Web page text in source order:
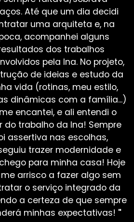
Até que um dia decidi
uma arquiteta e, na
acompanhei alguns
dos trabalhos
pela Ina. No projeto,
de ideias e estudo da
vida (rotinas, meu estilo,
dinâmicas com a família...)
encantei, e ali entendi o
do trabalho da Ina! Sempre
assertiva nas escolhas,
trazer modernidade e
para minha casa! Hoje
arrisco a fazer algo sem
o serviço integrado da
a certeza de que sempre
minhas expectativas! "